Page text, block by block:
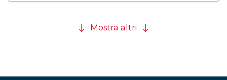
Mostra altri